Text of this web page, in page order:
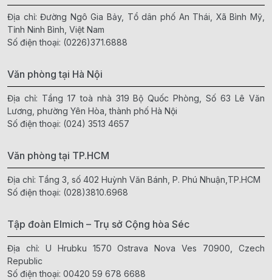
Địa chỉ: Đường Ngô Gia Bảy, Tổ dân phố An Thái, Xã Bình Mỹ,
Tỉnh Ninh Bình, Việt Nam
Số điện thoại: (0226)371.6888
Văn phòng tại Hà Nội
Địa chỉ: Tầng 17 toà nhà 319 Bộ Quốc Phòng, Số 63 Lê Văn
Lương, phường Yên Hòa, thành phố Hà Nội
Số điện thoại: (024) 3513 4657
Văn phòng tại TP.HCM
Địa chỉ: Tầng 3, số 402 Huỳnh Văn Bánh, P. Phú Nhuận,TP.HCM
Số điện thoại: (028)3810.6968
Tập đoàn Elmich – Trụ sở Cộng hòa Séc
Địa chỉ: U Hrubku 1570 Ostrava Nova Ves 70900, Czech
Republic
Số điện thoại: 00420 59 678 6688